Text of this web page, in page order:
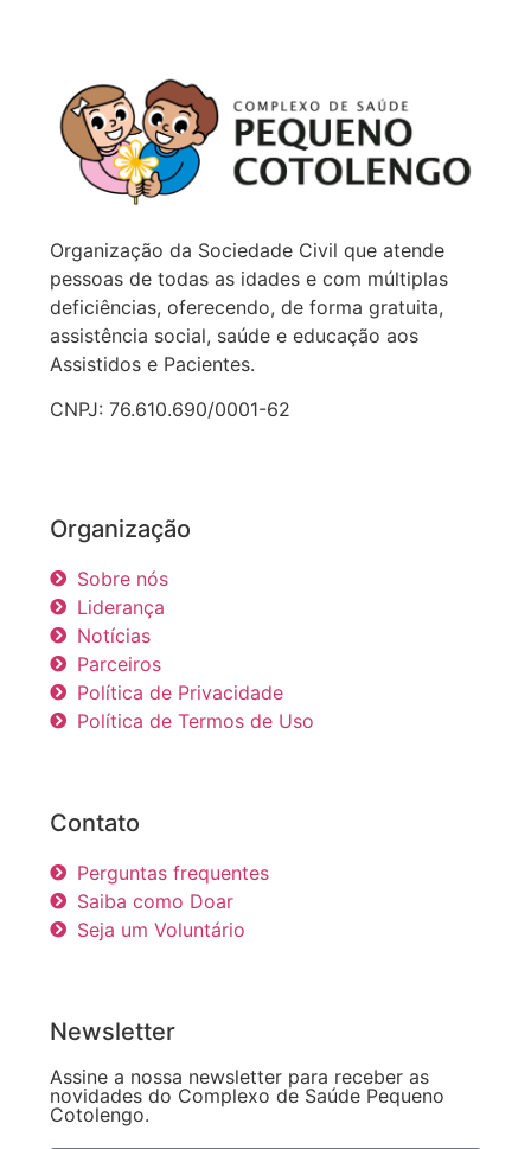
Organização da Sociedade Civil que atende
pessoas de todas as idades e com múltiplas
deficiências, oferecendo, de forma gratuita,
assistência social, saúde e educação aos
Assistidos e Pacientes.
CNPJ: 76.610.690/0001-62
Organização
Sobre nós
Liderança
Notícias
Parceiros
Política de Privacidade
Política de Termos de Uso
Contato
Perguntas frequentes
Saiba como Doar
Seja um Voluntário
Newsletter
Assine a nossa newsletter para receber as
novidades do Complexo de Saúde Pequeno
Cotolengo.